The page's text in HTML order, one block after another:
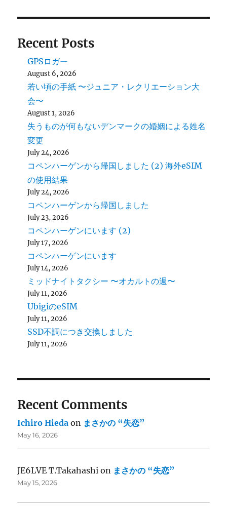
Recent Posts
GPSロガー
August 6, 2026
若い頃の手紙 〜ジュニア・レクリエーション大
会〜
August 1, 2026
失うものが何もないデンマークの婚姻による姓名
変更
July 24, 2026
コペンハーゲンから帰国しました (2) 海外eSIM
の使用結果
July 24, 2026
コペンハーゲンから帰国しました
July 23, 2026
コペンハーゲンにいます (2)
July 17, 2026
コペンハーゲンにいます
July 14, 2026
ミッドナイトタクシー 〜オカルトの週〜
July 11, 2026
UbigiのeSIM
July 11, 2026
SSD不調につき交換しました
July 11, 2026
Recent Comments
Ichiro Hieda on まさかの “失恋”
May 16, 2026
JE6LVE T.Takahashi on まさかの “失恋”
May 15, 2026